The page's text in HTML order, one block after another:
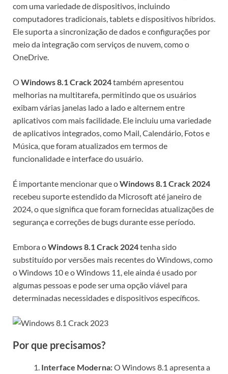
com uma variedade de dispositivos, incluindo
computadores tradicionais, tablets e dispositivos híbridos.
Ele suporta a sincronização de dados e configurações por
meio da integração com serviços de nuvem, como o
OneDrive.
O Windows 8.1 Crack 2024também apresentou
melhorias na multitarefa, permitindo que os usuários
exibam várias janelas lado a lado e alternem entre
aplicativos com mais facilidade. Ele incluiu uma variedade
de aplicativos integrados, como Mail, Calendário, Fotos e
Música, que foram atualizados em termos de
funcionalidade e interface do usuário.
É importante mencionar que oWindows 8.1 Crack 2024
recebeu suporte estendido da Microsoft até janeiro de
2024, o que significa que foram fornecidas atualizações de
segurança e correções de bugs durante esse período.
Embora oWindows 8.1 Crack 2024tenha sido
substituído por versões mais recentes do Windows, como
o Windows 10 e o Windows 11, ele ainda é usado por
algumas pessoas e pode ser uma opção viável para
determinadas necessidades e dispositivos específicos.
Por que precisamos?
Interface Moderna:O Windows 8.1 apresenta a